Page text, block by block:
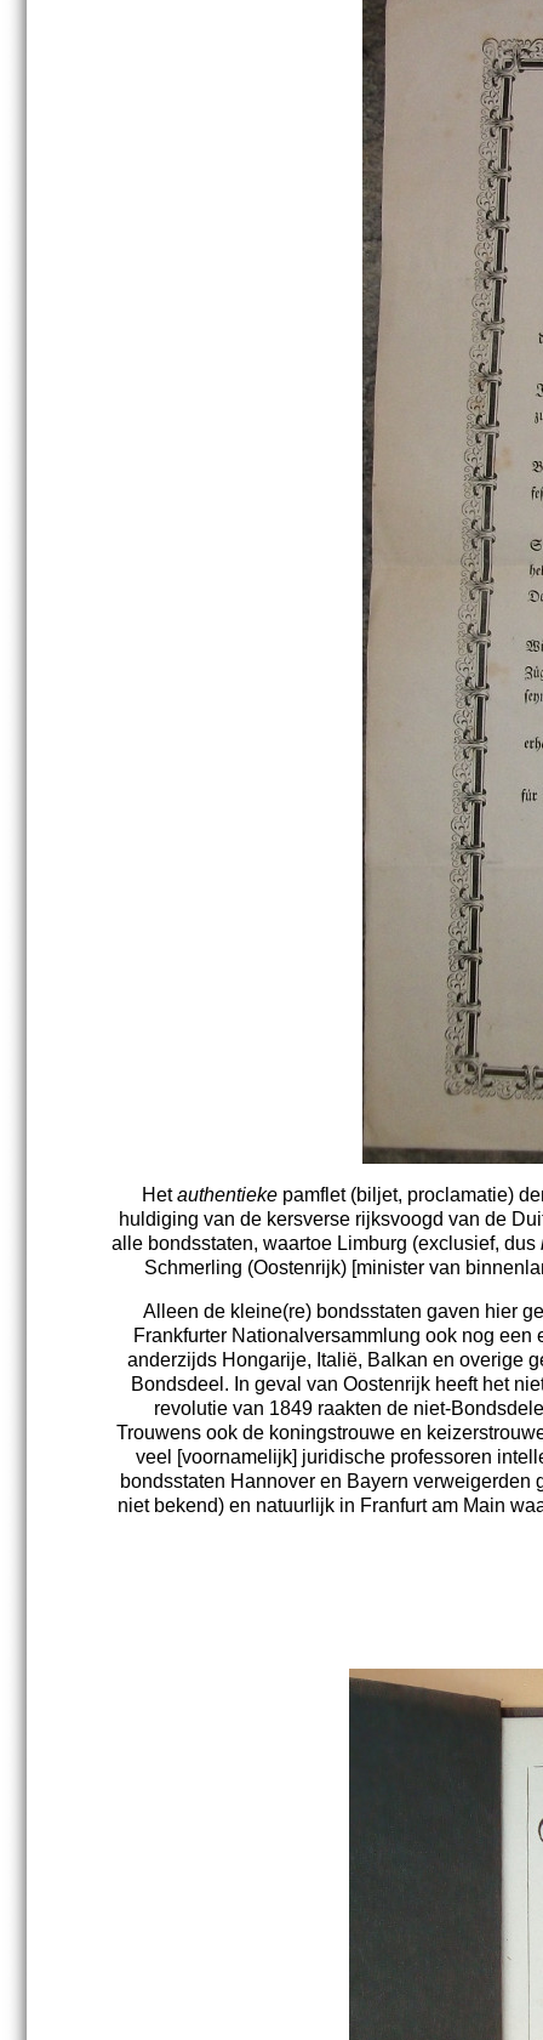
Hetauthentieke pamflet (biljet, proclamatie)
huldiging van de kersverse rijksvoogd van de
alle bondsstaten, waartoe Limburg (exclusief, dus
Schmerling (Oostenrijk) [minister van
Alleen de kleine(re) bondsstaten gaven hier
Frankfurter Nationalversammlung ook nog
anderzijds Hongarije, Italië, Balkan en overige
Bondsdeel. In geval van Oostenrijk heeft het
revolutie van 1849 raakten de niet-
Trouwens ook de koningstrouwe en
veel [voornamelijk] juridische professoren
bondsstaten Hannover en Bayern
niet bekend) en natuurlijk in Franfurt am Main